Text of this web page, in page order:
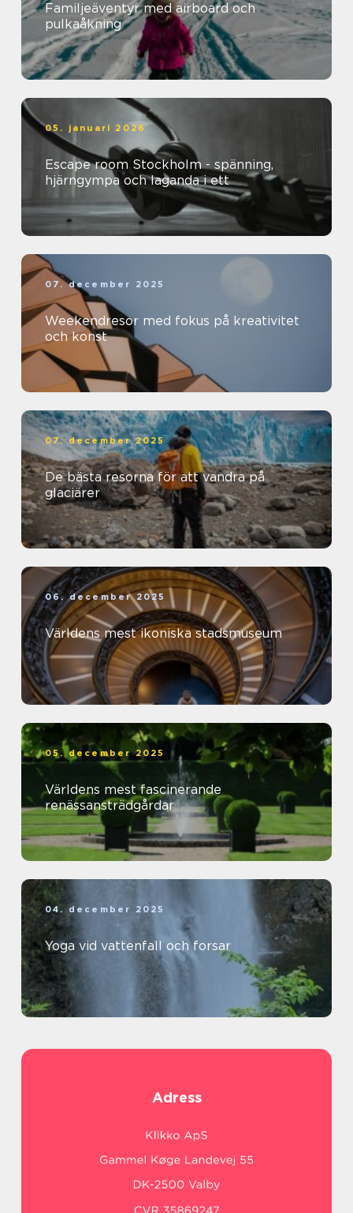
Familjeäventyr med airboard och
pulkaåkning
05. januari 2026
Escape room Stockholm - spänning,
hjärngympa och laganda i ett
07. december 2025
Weekendresor med fokus på kreativitet
och konst
07. december 2025
De bästa resorna för att vandra på
glaciärer
06. december 2025
Världens mest ikoniska stadsmuseum
05. december 2025
Världens mest fascinerande
renässansträdgårdar
04. december 2025
Yoga vid vattenfall och forsar
Adress